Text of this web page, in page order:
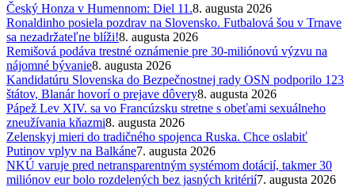
Český Honza v Humennom: Diel 11.8. augusta 2026
Ronaldinho posiela pozdrav na Slovensko. Futbalová šou v Trnave
sa nezadržateľne blíži!8. augusta 2026
Remišová podáva trestné oznámenie pre 30-miliónovú výzvu na
nájomné bývanie8. augusta 2026
Kandidatúru Slovenska do Bezpečnostnej rady OSN podporilo 123
štátov, Blanár hovorí o prejave dôvery8. augusta 2026
Pápež Lev XIV. sa vo Francúzsku stretne s obeťami sexuálneho
zneužívania kňazmi8. augusta 2026
Zelenskyj mieri do tradičného spojenca Ruska. Chce oslabiť
Putinov vplyv na Balkáne7. augusta 2026
NKÚ varuje pred netransparentným systémom dotácií, takmer 30
miliónov eur bolo rozdelených bez jasných kritérií7. augusta 2026